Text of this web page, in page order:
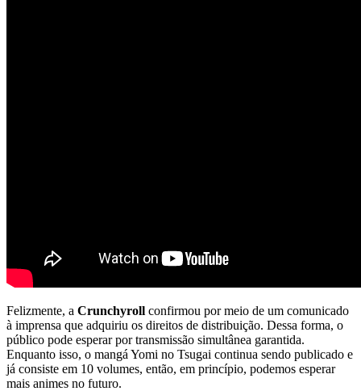
Felizmente, a Crunchyroll confirmou por meio de um comunicado
à imprensa que adquiriu os direitos de distribuição. Dessa forma, o
público pode esperar por transmissão simultânea garantida.
Enquanto isso, o mangá Yomi no Tsugai continua sendo publicado e
já consiste em 10 volumes, então, em princípio, podemos esperar
mais animes no futuro.